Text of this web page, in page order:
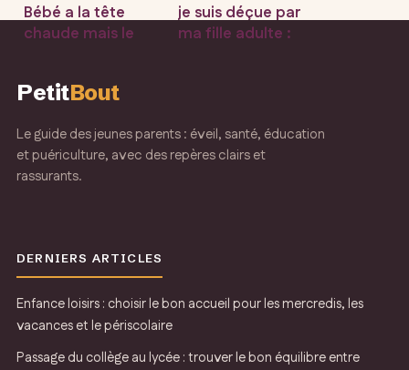
Bébé a la tête
chaude mais le
cas de fièvre ?
je suis déçue par
ma fille adulte :
PetitBout
Le guide des jeunes parents : éveil, santé, éducation
et puériculture, avec des repères clairs et
rassurants.
DERNIERS ARTICLES
Enfance loisirs : choisir le bon accueil pour les mercredis, les
vacances et le périscolaire
Passage du collège au lycée : trouver le bon équilibre entre